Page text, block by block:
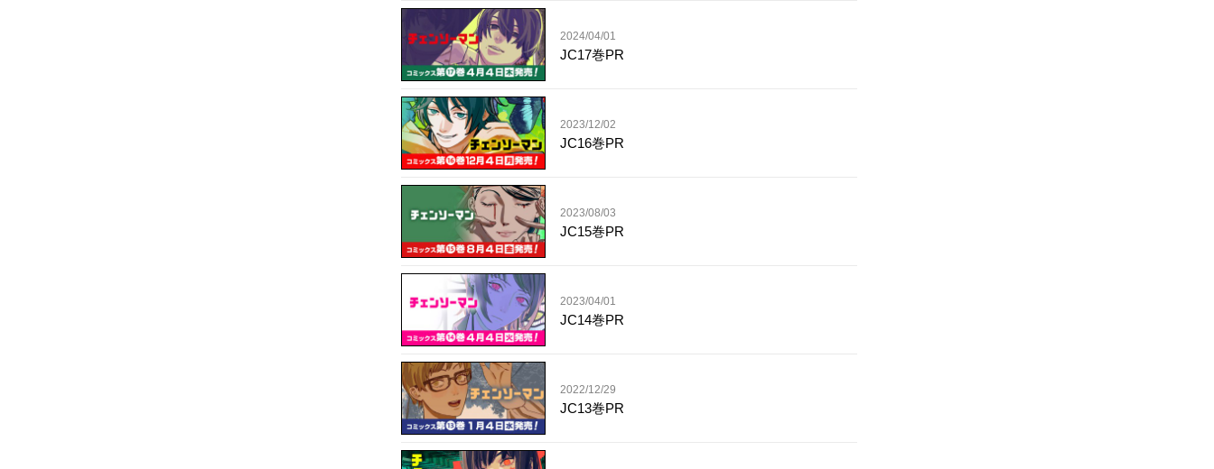
2024/04/01
JC17巻PR
2023/12/02
JC16巻PR
2023/08/03
JC15巻PR
2023/04/01
JC14巻PR
2022/12/29
JC13巻PR